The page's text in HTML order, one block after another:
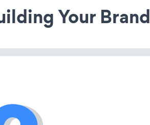
Your Brand